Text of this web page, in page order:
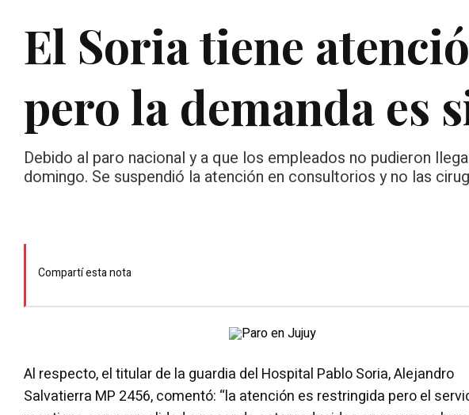
El Soria tiene
pero la demanda es
Debido al paro nacional y a que los empleados no pudieron
domingo. Se suspendió la atención en consultorios y no las
Compartí esta nota
Al respecto, el titular de la guardia del Hospital Pablo Soria, Alejandro
Salvatierra MP 2456, comentó: “la atención es restringida pero el